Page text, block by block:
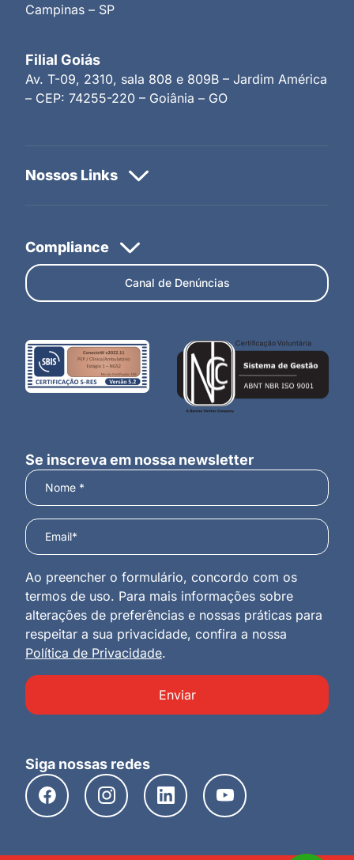
Campinas – SP
Filial Goiás
Av. T-09, 2310, sala 808 e 809B – Jardim América
– CEP: 74255-220 – Goiânia – GO
Canal de Denúncias
Se inscreva em nossa newsletter
Ao preencher o formulário, concordo com os
termos de uso. Para mais informações sobre
alterações de preferências e nossas práticas para
respeitar a sua privacidade, confira a nossa
Política de Privacidade.
Enviar
Siga nossas redes